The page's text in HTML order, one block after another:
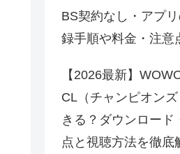
BS契約なし・アプ
録手順や料金・注意
【2026最新】
CL（チャンピオン
きる？ダウンロー
点と視聴方法を徹底